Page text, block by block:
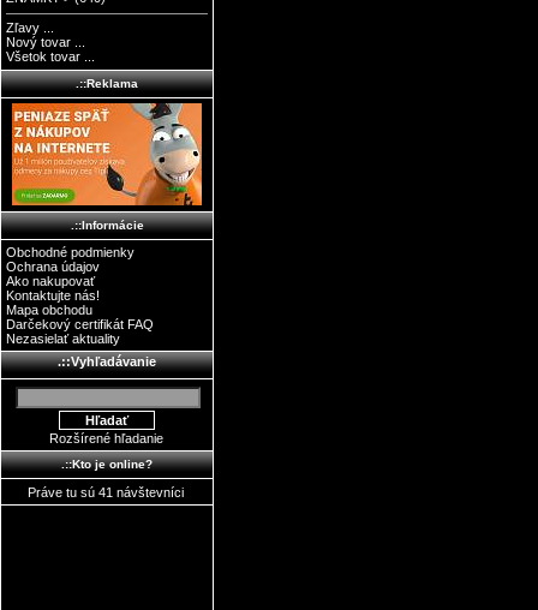
Zľavy ...
Nový tovar ...
Všetok tovar ...
.::Reklama
.::Informácie
Obchodné podmienky
Ochrana údajov
Ako nakupovať
Kontaktujte nás!
Mapa obchodu
Darčekový certifikát FAQ
Nezasielať aktuality
.::Vyhľadávanie
Rozšírené hľadanie
.::Kto je online?
Práve tu sú 41 návštevníci